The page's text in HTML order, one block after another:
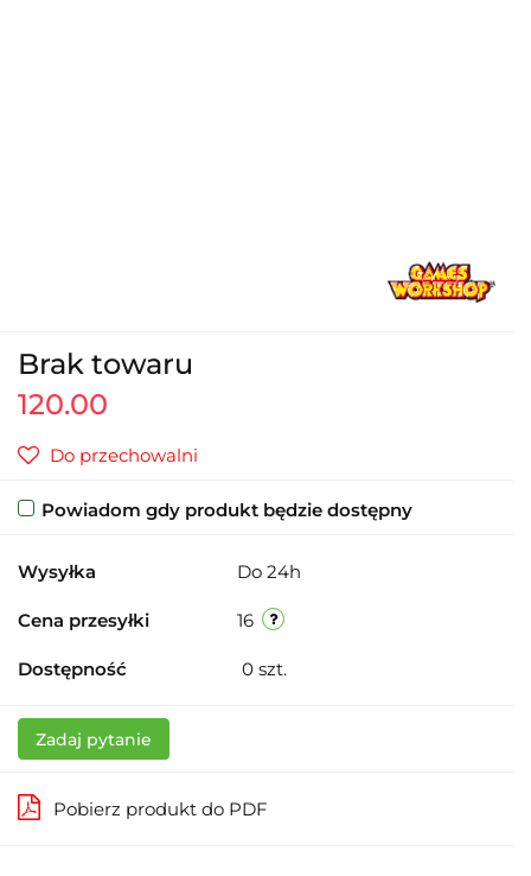
Brak towaru
120.00
Do przechowalni
Powiadom gdy produkt będzie dostępny
Wysyłka Do 24h
Cena przesyłki 16
Dostępność 0 szt.
Zadaj pytanie
Pobierz produkt do PDF